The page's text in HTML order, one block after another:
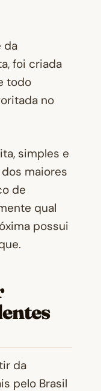
da
foi criada
todo
no
simples e
maiores
de
qual
possui
da
pelo Brasil